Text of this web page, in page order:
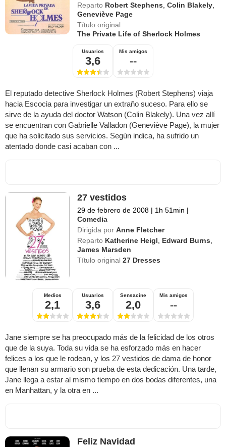
Reparto Robert Stephens ,Colin Blakely
Geneviève Page
Título original
The Private Life of Sherlock Holmes
Usuarios
3,6
Mis amigos
--
El reputado detective Sherlock Holmes (Robert Stephens) viaja
hacia Escocia para investigar un extraño suceso. Para ello se
sirve de la ayuda del doctor Watson (Colin Blakely). Una vez allí
se encuentran con Gabrielle Valladon (Geneviève Page), la mujer
que ha solicitado sus servicios. Según indica, ha sufrido un
atentado donde casi acaban con ...
27 vestidos
29 de febrero de 2008 | 1h 51min |
Comedia
Dirigida por Anne Fletcher
Reparto Katherine Heigl Edward Burns
James Marsden
Título original27 Dresses
Medios
2,1
Usuarios
3,6
Sensacine
2,0
Mis amigos
--
Jane siempre se ha preocupado más de la felicidad de los otros
que de la suya. Toda su vida se ha esforzado más en hacer
felices a los que le rodean, y los 27 vestidos de dama de honor
que llenan su armario son prueba de esta dedicación. Una tarde,
Jane llega a estar al mismo tiempo en dos bodas diferentes, una
en Manhattan, y la otra en ...
Feliz Navidad